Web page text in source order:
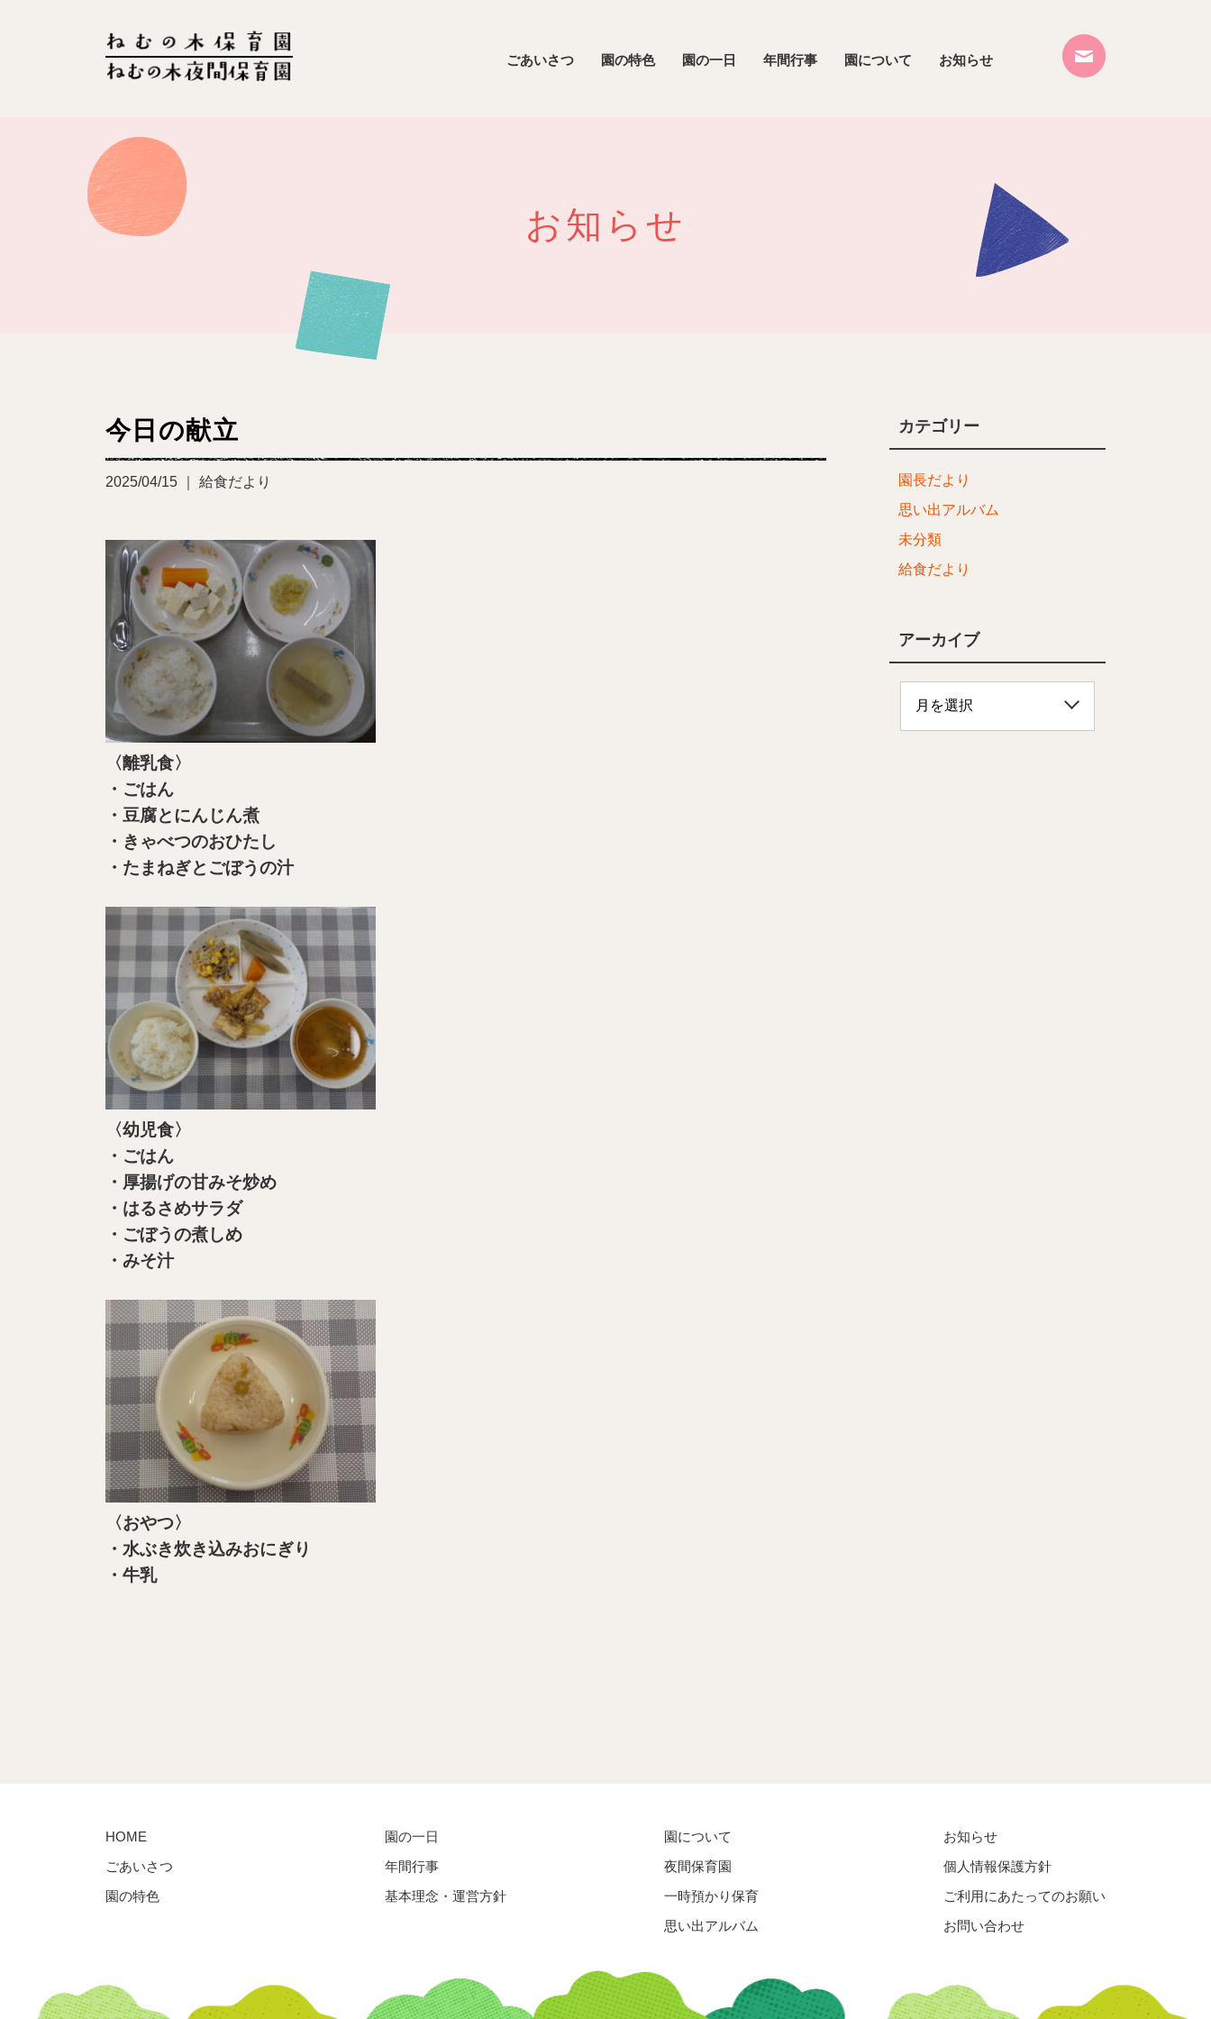
ごあいさつ 園の特色 園の一日 年間行事 園について お知らせ
お知らせ
今日の献立
2025/04/15 ｜ 給食だより
〈離乳食〉
・ごはん
・豆腐とにんじん煮
・きゃべつのおひたし
・たまねぎとごぼうの汁
〈幼児食〉
・ごはん
・厚揚げの甘みそ炒め
・はるさめサラダ
・ごぼうの煮しめ
・みそ汁
〈おやつ〉
・水ぶき炊き込みおにぎり
・牛乳
カテゴリー
園長だより
思い出アルバム
未分類
給食だより
アーカイブ
HOME
ごあいさつ
園の特色
園の一日
年間行事
基本理念・運営方針
園について
夜間保育園
一時預かり保育
思い出アルバム
お知らせ
個人情報保護方針
ご利用にあたってのお願い
お問い合わせ